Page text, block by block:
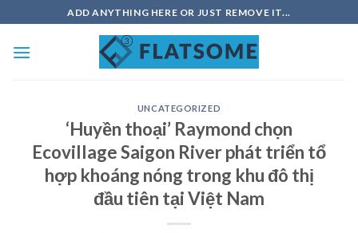
đến
nội
ADD ANYTHING HERE OR JUST REMOVE IT...
UNCATEGORIZED
‘Huyền thoại’ Raymond chọn
Ecovillage Saigon River phát triển tổ
hợp khoáng nóng trong khu đô thị
đầu tiên tại Việt Nam